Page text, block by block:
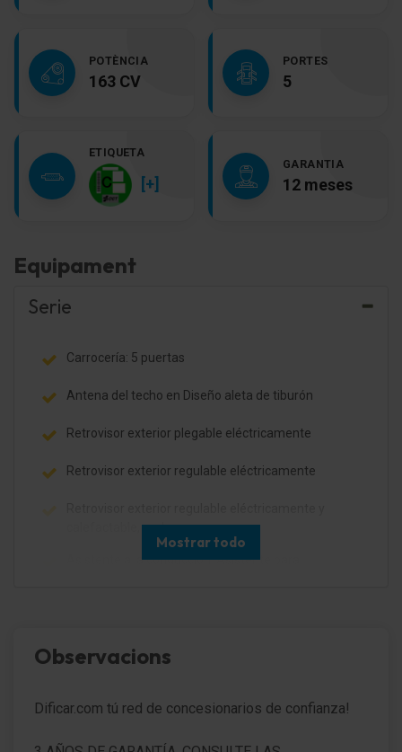
POTÈNCIA
163 CV
PORTES
5
ETIQUETA
[+]
GARANTIA
12 meses
Equipament
Serie
Carrocería: 5 puertas
Antena del techo en Diseño aleta de tiburón
Retrovisor exterior plegable eléctricamente
Retrovisor exterior regulable eléctricamente
calefactable, ambos
Asistente a la conducción: Asistente para
Retrovisor exterior pintado
Retrovisor exterior color carrocería
Mostrar todo
Observacions
Dificar.com tú red de concesionarios de confianza!